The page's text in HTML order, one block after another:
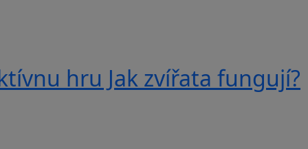
hru Jak zvířata fungují?